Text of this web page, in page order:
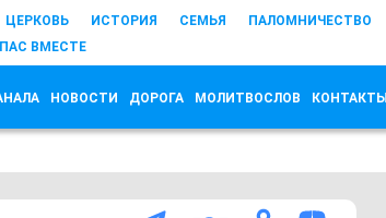
ЦЕРКОВЬ ИСТОРИЯ СЕМЬЯ ПАЛОМНИЧЕСТВО
ВМЕСТЕ
НОВОСТИ ДОРОГА МОЛИТВОСЛОВ КОНТАКТЫ